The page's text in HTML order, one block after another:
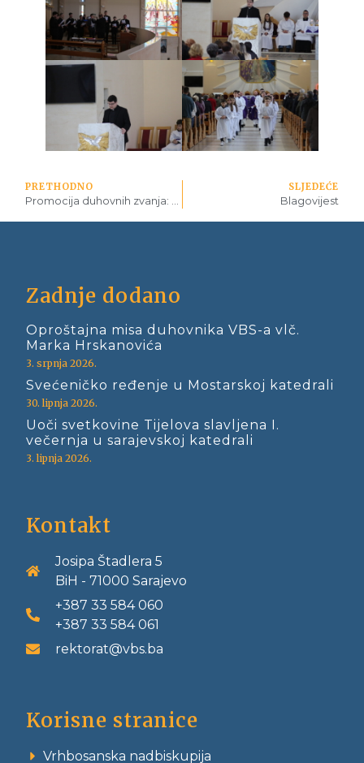
PRETHODNO SLJEDEĆE
Blagovijest
Zadnje dodano
Oproštajna misa duhovnika VBS-a vlč.
Marka Hrskanovića
3. srpnja 2026.
Svećeničko ređenje u Mostarskoj katedrali
30. lipnja 2026.
Uoči svetkovine Tijelova slavljena I.
večernja u sarajevskoj katedrali
3. lipnja 2026.
Kontakt
Josipa Štadlera 5
BiH - 71000 Sarajevo
+387 33 584 060
+387 33 584 061
rektorat@vbs.ba
Korisne stranice
Vrhbosanska nadbiskupija